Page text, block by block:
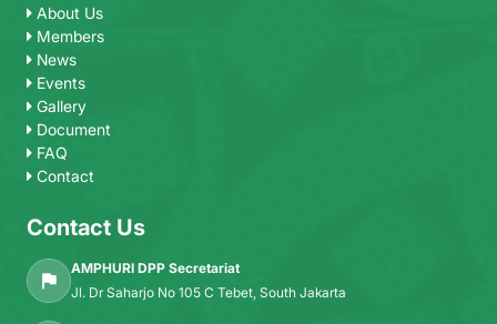
About Us
Members
News
Events
Gallery
Document
FAQ
Contact
Contact Us
AMPHURI DPP Secretariat
Jl. Dr Saharjo No 105 C Tebet, South Jakarta